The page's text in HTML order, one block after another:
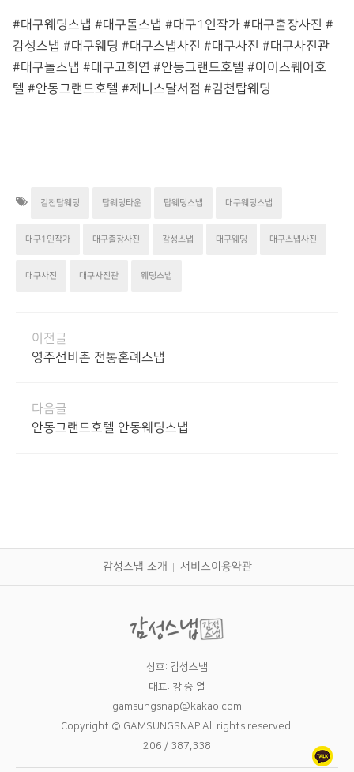
#대구웨딩스냅 #대구돌스냅 #대구1인작가 #대구출장사진 #
감성스냅 #대구웨딩 #대구스냅사진 #대구사진 #대구사진관
#대구돌스냅 #대구고희연 #안동그랜드호텔 #아이스퀘어호
텔 #안동그랜드호텔 #제니스달서점 #김천탑웨딩
김천탑웨딩 탑웨딩타운 탑웨딩스냅 대구웨딩스냅
대구1인작가 대구출장사진 감성스냅 대구웨딩 대구스냅사진
대구사진 대구사진관 웨딩스냅
이전글
영주선비촌 전통혼례스냅
다음글
안동그랜드호텔 안동웨딩스냅
감성스냅 소개 서비스이용약관
상호: 감성스냅
대표: 강 승 열
gamsungsnap@kakao.com
Copyright © GAMSUNGSNAP All rights reserved.
206 / 387,338